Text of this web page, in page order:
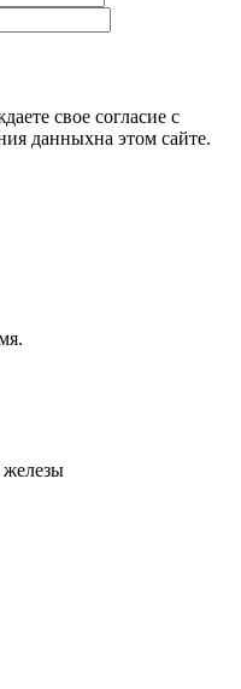
свое согласие с
данныхна этом сайте.
железы